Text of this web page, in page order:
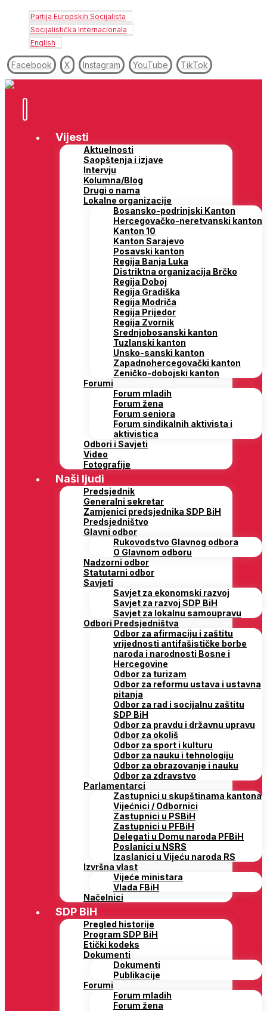
Partija Europskih Socijalista
Socijalistička Internacionala
English
Facebook X Instagram YouTube TikTok
Vijesti
Aktuelnosti
Saopštenja i izjave
Intervju
Kolumna/Blog
Drugi o nama
Lokalne organizacije
Bosansko-podrinjski Kanton
Hercegovačko-neretvanski kanton
Kanton 10
Kanton Sarajevo
Posavski kanton
Regija Banja Luka
Distriktna organizacija Brčko
Regija Doboj
Regija Gradiška
Regija Modriča
Regija Prijedor
Regija Zvornik
Srednjobosanski kanton
Tuzlanski kanton
Unsko-sanski kanton
Zapadnohercegovački kanton
Zeničko-dobojski kanton
Forumi
Forum mladih
Forum žena
Forum seniora
Forum sindikalnih aktivista i
aktivistica
Odbori i Savjeti
Video
Fotografije
Naši ljudi
Predsjednik
Generalni sekretar
Zamjenici predsjednika SDP BiH
Predsjedništvo
Glavni odbor
Rukovodstvo Glavnog odbora
O Glavnom odboru
Nadzorni odbor
Statutarni odbor
Savjeti
Savjet za ekonomski razvoj
Savjet za razvoj SDP BiH
Savjet za lokalnu samoupravu
Odbori Predsjedništva
Odbor za afirmaciju i zaštitu
vrijednosti antifašističke borbe
naroda i narodnosti Bosne i
Hercegovine
Odbor za turizam
Odbor za reformu ustava i ustavna
pitanja
Odbor za rad i socijalnu zaštitu
SDP BiH
Odbor za pravdu i državnu upravu
Odbor za okoliš
Odbor za sport i kulturu
Odbor za nauku i tehnologiju
Odbor za obrazovanje i nauku
Odbor za zdravstvo
Parlamentarci
Zastupnici u skupštinama kantona
Vijećnici / Odbornici
Zastupnici u PSBiH
Zastupnici u PFBiH
Delegati u Domu naroda PFBiH
Poslanici u NSRS
Izaslanici u Vijeću naroda RS
Izvršna vlast
Vijeće ministara
Vlada FBiH
Načelnici
SDP BiH
Pregled historije
Program SDP BiH
Etički kodeks
Dokumenti
Dokumenti
Publikacije
Forumi
Forum mladih
Forum žena